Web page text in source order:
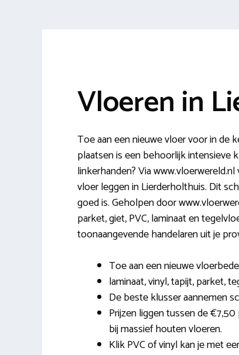
Vloeren in
Toe aan een nieuwe vloer voor in de
plaatsen is een behoorlijk intensieve
linkerhanden? Via
vloer leggen in Lierderholthuis. Dit
goed is. Geholpen door
parket, giet, PVC, laminaat en
toonaangevende handelaren uit je
Toe aan een nieuwe
laminaat, vinyl, tapijt, parket,
De beste klusser aannemen
Prijzen liggen tussen de
bij massief houten vloeren.
Klik PVC of vinyl kan je met